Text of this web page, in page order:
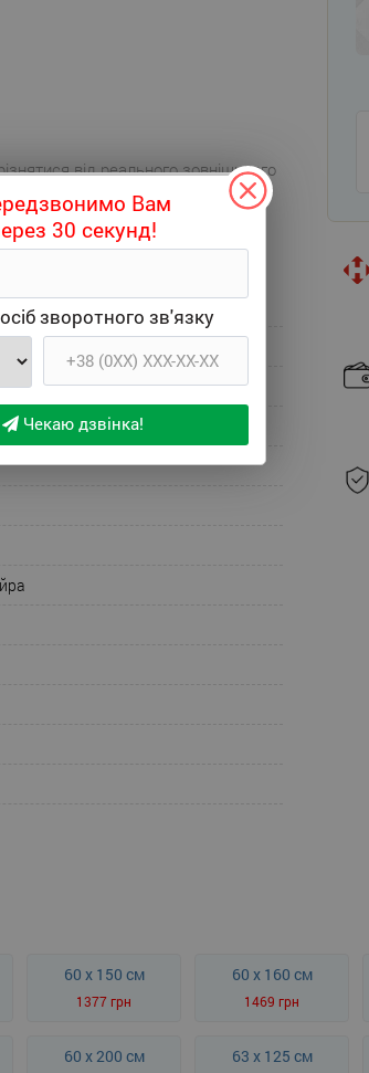
від реального зовнішнього
60 x 150 см
1377 грн
60 x 160 см
1469 грн
60 x 200 см 63 x 125 см
Вам
30 секунд!
зворотного зв'язку
Чекаю дзвінка!